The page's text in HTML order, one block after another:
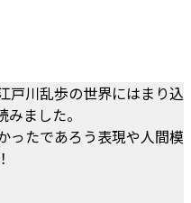
戸川乱歩の世界にはまり込
ました。
ったであろう表現や人間模